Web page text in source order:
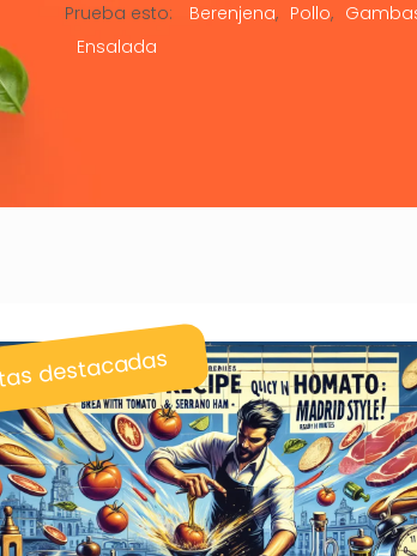
Prueba esto: Berenjena Pollo
Ensalada
destacadas